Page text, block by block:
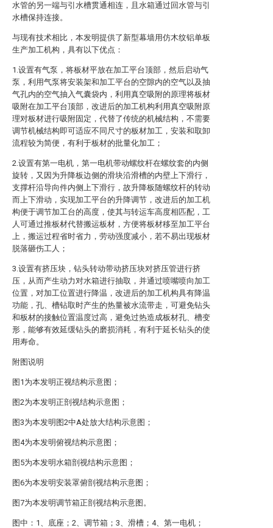
水管的另一端与引水槽贯通相连，且水箱通过回水管与引
水槽保持连接。
与现有技术相比，本发明提供了新型幕墙用仿木纹铝单板
生产加工机构，具有以下优点：
1.设置有气泵，将板材平放在加工平台顶部，然后启动气
泵，利用气泵将安装架和加工平台的空隙内的空气以及抽
气孔内的空气抽入气囊袋内，利用真空吸附的原理将板材
吸附在加工平台顶部，改进后的加工机构利用真空吸附原
理对板材进行吸附固定，代替了传统的机械结构，不需要
调节机械结构即可适应不同尺寸的板材加工，安装和取卸
流程较为简便，有利于板材的批量化加工；
2.设置有第一电机，第一电机带动螺纹杆在螺纹套的内侧
旋转，又因为升降板边侧的滑块沿滑槽的内壁上下滑行，
支撑杆沿导向件内侧上下滑行，故升降板随螺纹杆的转动
而上下滑动，实现加工平台的升降调节，改进后的加工机
构便于调节加工台的高度，使其与转运车高度相匹配，工
人可通过推板材代替搬运板材，方便将板材移至加工平台
上，搬运过程省时省力，劳动强度减小，若不易出现板材
脱落砸伤工人；
3.设置有挤压块，钻头转动带动挤压块对挤压管进行挤
压，从而产生动力对水箱进行抽取，并通过喷嘴喷向加工
位置，对加工位置进行降温，改进后的加工机构具有降温
功能，孔、槽钻取时产生的热量被水流带走，可避免钻头
和板材的接触位置温度过高，避免过热造成板材孔、槽变
形，能够有效延缓钻头的磨损消耗，有利于延长钻头的使
用寿命。
附图说明
图1为本发明正视结构示意图；
图2为本发明正剖视结构示意图；
图3为本发明图2中A处放大结构示意图；
图4为本发明俯视结构示意图；
图5为本发明水箱剖视结构示意图；
图6为本发明安装罩俯剖视结构示意图；
图7为本发明调节箱正剖视结构示意图。
图中：1、底座；2、调节箱；3、滑槽；4、第一电机；